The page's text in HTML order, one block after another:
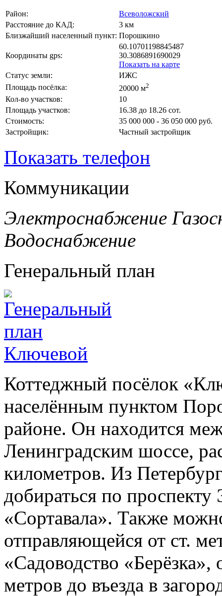
Район:
Всеволожский
Расстояние до КАД:
3 км
Близжайший населенный пункт: Порошкино
Координаты gps:
60.10701198845487
30.3086891690029
Показать на карте
Статус земли:
ИЖС
Площадь посёлка:
20000 м2
Кол-во участков:
10
Площадь участков:
16.38 до 18.26 сот.
Стоимость:
35 000 000 - 36 050 000 руб.
Застройщик:
Частный застройщик
Показать телефон
Коммуникации
Электроснабжение
Водоснабжение
Генеральный план
Коттеджный посёлок
населённым пунктом
районе. Он находится
Ленинградским шоссе,
километров. Из
добираться по проспекту
«Сортавала». Также
отправляющейся от ст.
«Садоводство «Берёзка»,
метров до въезда в